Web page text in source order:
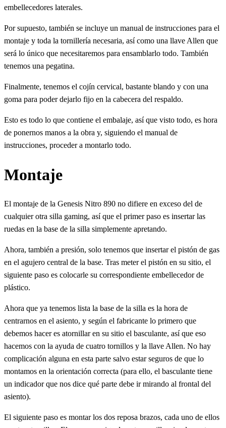
embellecedores laterales.
Por supuesto, también se incluye un manual de instrucciones para el
montaje y toda la tornillería necesaria, así como una llave Allen que
será lo único que necesitaremos para ensamblarlo todo. También
tenemos una pegatina.
Finalmente, tenemos el cojín cervical, bastante blando y con una
goma para poder dejarlo fijo en la cabecera del respaldo.
Esto es todo lo que contiene el embalaje, así que visto todo, es hora
de ponernos manos a la obra y, siguiendo el manual de
instrucciones, proceder a montarlo todo.
Montaje
El montaje de la Genesis Nitro 890 no difiere en exceso del de
cualquier otra silla gaming, así que el primer paso es insertar las
ruedas en la base de la silla simplemente apretando.
Ahora, también a presión, solo tenemos que insertar el pistón de gas
en el agujero central de la base. Tras meter el pistón en su sitio, el
siguiente paso es colocarle su correspondiente embellecedor de
plástico.
Ahora que ya tenemos lista la base de la silla es la hora de
centrarnos en el asiento, y según el fabricante lo primero que
debemos hacer es atornillar en su sitio el basculante, así que eso
hacemos con la ayuda de cuatro tornillos y la llave Allen. No hay
complicación alguna en esta parte salvo estar seguros de que lo
montamos en la orientación correcta (para ello, el basculante tiene
un indicador que nos dice qué parte debe ir mirando al frontal del
asiento).
El siguiente paso es montar los dos reposa brazos, cada uno de ellos